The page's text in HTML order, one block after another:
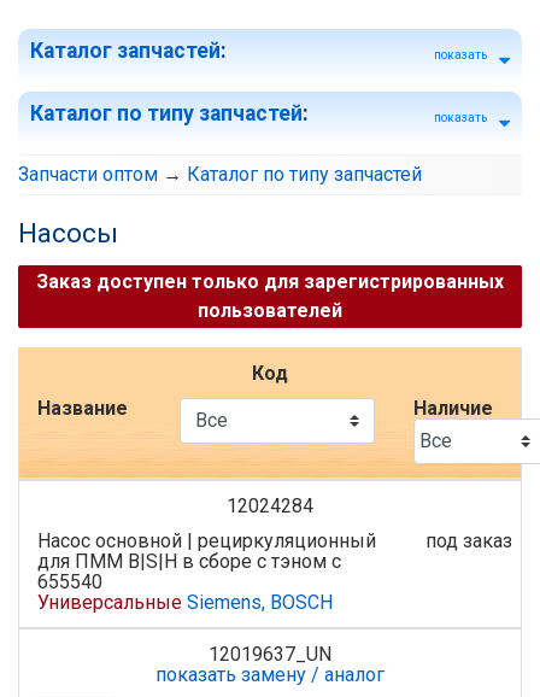
Каталог запчастей: показать
Каталог по типу запчастей: показать
Запчасти оптом → Каталог по типу запчастей
Насосы
Заказ доступен только для зарегистрированных
пользователей
Код
Название
Наличие
12024284
Насос основной | рециркуляционный
для ПММ B|S|H в сборе с тэном с
655540
Универсальные Siemens, BOSCH
под заказ
12019637_UN
показать замену / аналог